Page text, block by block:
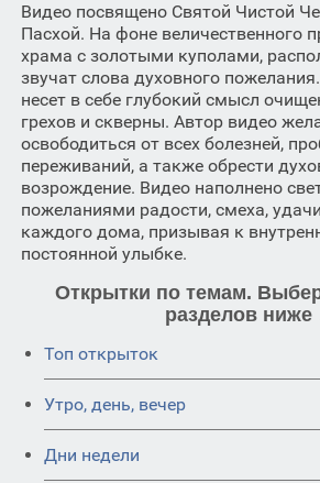
Видео посвящено Святой Чистой
Пасхой. На фоне величественного
храма с золотыми куполами,
звучат слова духовного
несет в себе глубокий смысл
грехов и скверны. Автор видео
освободиться от всех болезней,
переживаний, а также обрести
возрождение. Видео наполнено
пожеланиями радости, смеха,
каждого дома, призывая к
постоянной улыбке.
Открытки по темам.
разделов ниже
Топ открыток
Утро, день, вечер
Дни недели